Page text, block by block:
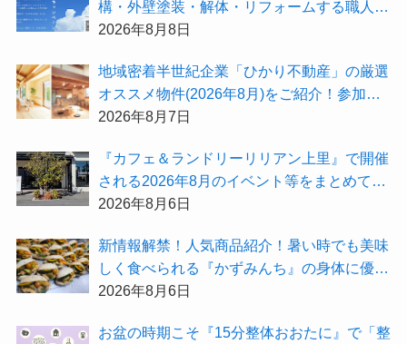
構・外壁塗装・解体・リフォームする職人を
探すなら『街の職人さん.com』がオススメ
2026年8月8日
地域密着半世紀企業「ひかり不動産」の厳選
オススメ物件(2026年8月)をご紹介！参加費
無料『”木の家”新潟工場見学会』のご予約も
2026年8月7日
『カフェ＆ランドリーリリアン上里』で開催
される2026年8月のイベント等をまとめてご
紹介！
2026年8月6日
新情報解禁！人気商品紹介！暑い時でも美味
しく食べられる『かずみんち』の身体に優し
い天然酵母手作り減塩パンを召し上がれ♪
2026年8月6日
お盆の時期こそ『15分整体おおたに』で「整